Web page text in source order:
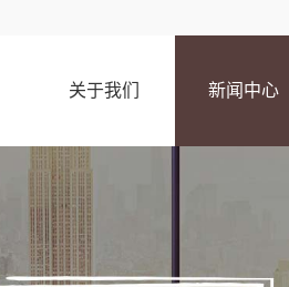
关于我们 新闻中心